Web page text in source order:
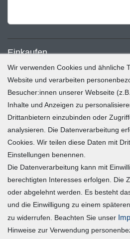
Einkaufen
Zahlung und Versand
Widerrufsrecht
Warenkorb
Zur Kasse
Mein Konto
Registrieren
Login
Vertrag widerrufen
Wir verwenden Cookies und ähnliche
Website und verarbeiten
Besucher:innen unserer Webseite
Inhalte und Anzeigen zu
Drittanbietern einzubinden oder
analysieren. Die Datenverarbeitung
Cookies. Wir teilen diese Daten mit
Einstellungen benennen.
Die Datenverarbeitung kann mit
berechtigten Interesses erfolgen. Die
oder abgelehnt werden. Es besteht
und die Einwilligung zu einem
zu widerrufen. Beachten Sie unser
Hinweise zur Verwendung